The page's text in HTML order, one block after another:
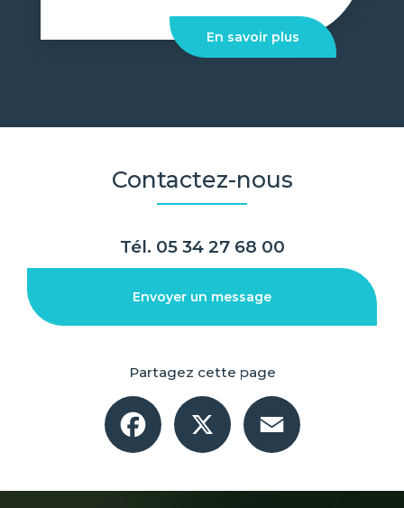
En savoir plus
Contactez-nous
Tél. 05 34 27 68 00
Envoyer un message
Partagez cette page
Facebook